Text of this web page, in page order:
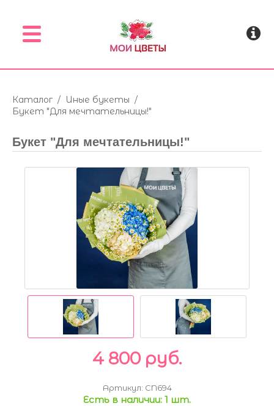
Menu
Каталог / Иные букеты /
Букет "Для мечтательницы!"
Букет "Для мечтательницы!"
4 800 руб.
Артикул: CN694
Есть в наличии: 1 шт.